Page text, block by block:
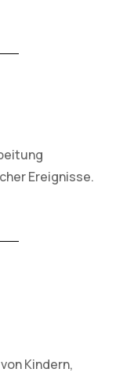
Ereignisse.
Kindern,